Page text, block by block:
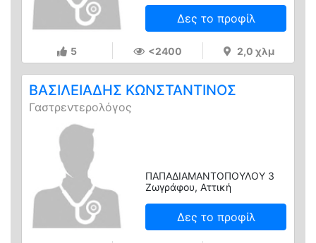
Δες το προφίλ
5 <2400 2,0 χλμ
ΒΑΣΙΛΕΙΑΔΗΣ ΚΩΝΣΤΑΝΤΙΝΟΣ
Γαστρεντερολόγος
ΠΑΠΑΔΙΑΜΑΝΤΟΠΟΥΛΟΥ 3
Ζωγράφου, Αττική
Δες το προφίλ